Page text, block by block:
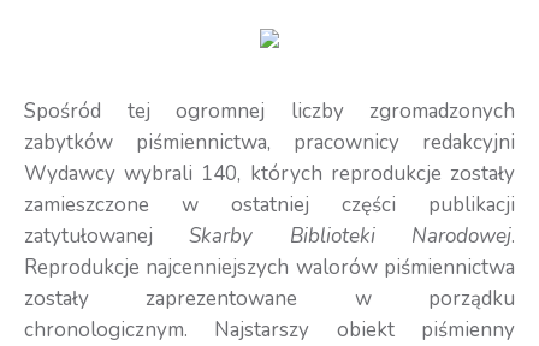
Spośród tej ogromnej liczby zgromadzonych
zabytków piśmiennictwa, pracownicy redakcyjni
Wydawcy wybrali 140, których reprodukcje zostały
zamieszczone w ostatniej części publikacji
zatytułowanejSkarby Biblioteki Narodowej.
Reprodukcje najcenniejszych walorów piśmiennictwa
zostały zaprezentowane w porządku
chronologicznym. Najstarszy obiekt piśmienny